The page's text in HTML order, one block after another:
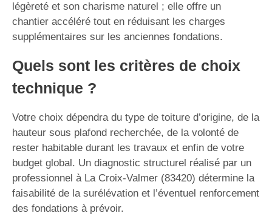
légèreté et son charisme naturel ; elle offre un
chantier accéléré tout en réduisant les charges
supplémentaires sur les anciennes fondations.
Quels sont les critères de choix
technique ?
Votre choix dépendra du type de toiture d’origine, de la
hauteur sous plafond recherchée, de la volonté de
rester habitable durant les travaux et enfin de votre
budget global. Un diagnostic structurel réalisé par un
professionnel à La Croix-Valmer (83420) détermine la
faisabilité de la surélévation et l’éventuel renforcement
des fondations à prévoir.